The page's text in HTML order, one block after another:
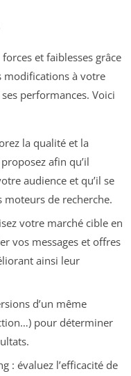
et faiblesses grâce
modifications à votre
performances. Voici
la qualité et la
afin qu’il
audience et qu’il se
de recherche.
votre marché cible en
vos messages et offres
ainsi leur
d’un même
pour déterminer
: évaluez l’efficacité de